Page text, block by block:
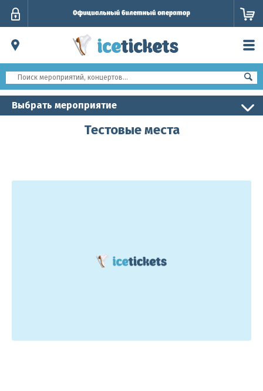
Выбрать мероприятие
Тестовые места